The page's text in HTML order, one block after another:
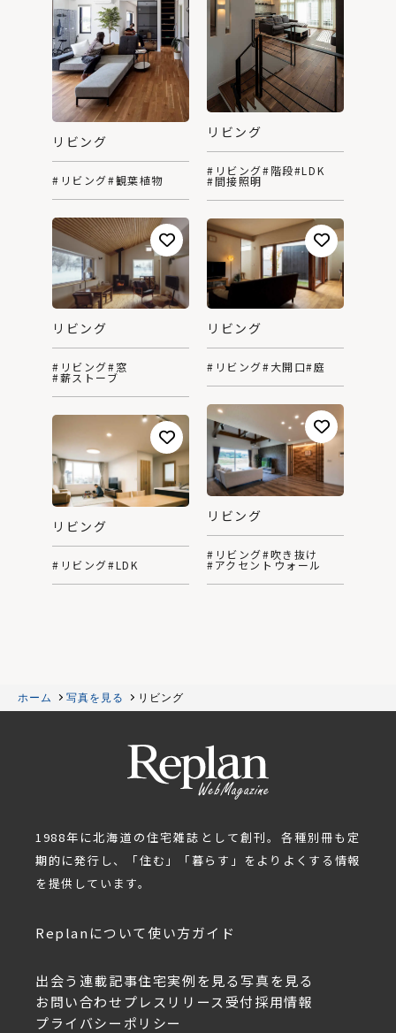
リビング
#リビング#階段#LDK
#間接照明
リビング
#リビング#観葉植物
リビング
#リビング#窓
#薪ストーブ
リビング
#リビング#大開口#庭
リビング
#リビング#吹き抜け
#アクセントウォール
リビング
#リビング#LDK
ホーム 写真を見る リビング
1988年に北海道の住宅雑誌として創刊。各種別冊も定
期的に発行し、「住む」「暮らす」をよりよくする情報
を提供しています。
Replanについて使い方ガイド
出会う 連載記事住宅実例を見る写真を見る
お問い合わせ プレスリリース受付採用情報
プライバシーポリシー